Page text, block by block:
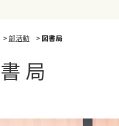
>部活動 > 図書局
局